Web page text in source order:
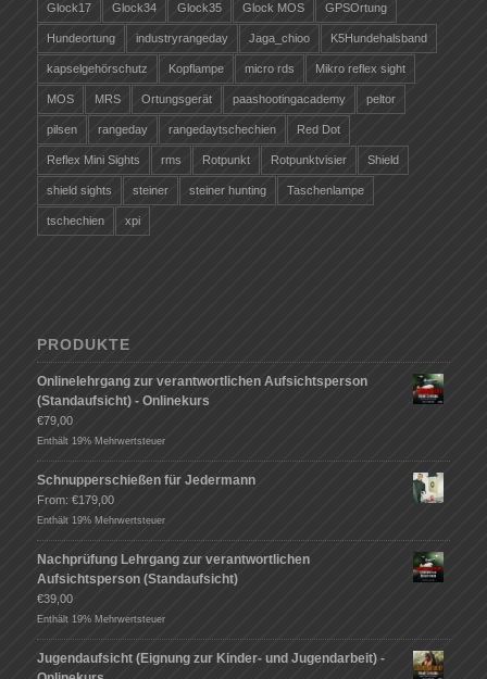
Glock17 Glock34 Glock35 Glock MOS GPSOrtung
Hundeortung industryrangeday Jaga_chioo K5Hundehalsband
kapselgehörschutz Kopflampe micro rds Mikro reflex sight
MOS MRS Ortungsgerät paashootingacademy peltor
pilsen rangeday rangedaytschechien Red Dot
Reflex Mini Sights rms Rotpunkt Rotpunktvisier Shield
shield sights steiner steiner hunting Taschenlampe
tschechien xpi
PRODUKTE
Onlinelehrgang zur verantwortlichen Aufsichtsperson
(Standaufsicht) - Onlinekurs
€79,00
Enthält 19% Mehrwertsteuer
Schnupperschießen für Jedermann
From: €179,00
Enthält 19% Mehrwertsteuer
Nachprüfung Lehrgang zur verantwortlichen
Aufsichtsperson (Standaufsicht)
€39,00
Enthält 19% Mehrwertsteuer
Jugendaufsicht (Eignung zur Kinder- und Jugendarbeit) -